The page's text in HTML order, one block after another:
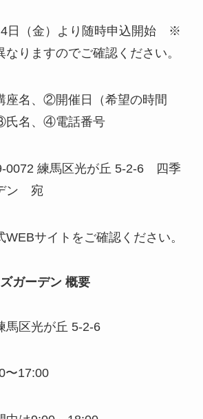
4日（金）より随時申込開始 ※
なりますのでご確認ください。
座名、②開催日（希望の時間
名、④電話番号
0072 練馬区光が丘 5-2-6 四季
ン 宛
サイトをご確認ください。
ガーデン 概要
馬区光が丘 5-2-6
〜17:00